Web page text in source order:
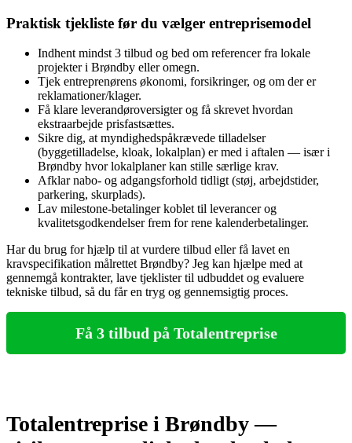
Praktisk tjekliste før du vælger entreprisemodel
Indhent mindst 3 tilbud og bed om referencer fra lokale
projekter i Brøndby eller omegn.
Tjek entreprenørens økonomi, forsikringer, og om der er
reklamationer/klager.
Få klare leverandøroversigter og få skrevet hvordan
ekstraarbejde prisfastsættes.
Sikre dig, at myndighedspåkrævede tilladelser
(byggetilladelse, kloak, lokalplan) er med i aftalen — især i
Brøndby hvor lokalplaner kan stille særlige krav.
Afklar nabo‑ og adgangsforhold tidligt (støj, arbejdstider,
parkering, skurplads).
Lav milestone‑betalinger koblet til leverancer og
kvalitetsgodkendelser frem for rene kalenderbetalinger.
Har du brug for hjælp til at vurdere tilbud eller få lavet en
kravspecifikation målrettet Brøndby? Jeg kan hjælpe med at
gennemgå kontrakter, lave tjeklister til udbuddet og evaluere
tekniske tilbud, så du får en tryg og gennemsigtig proces.
Få 3 tilbud på Totalentreprise
Totalentreprise i Brøndby —